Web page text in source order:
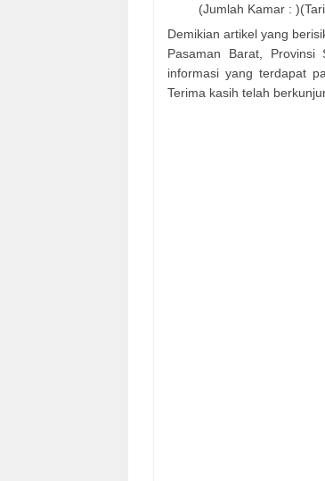
(Jumlah Kamar :
Demikian artikel yang
Pasaman Barat, Provinsi
informasi yang terdapat
Terima kasih telah